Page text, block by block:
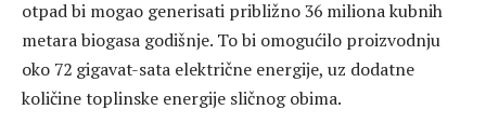
otpad bi mogao generisati približno 36 miliona kubnih
metara biogasa godišnje. To bi omogućilo proizvodnju
oko 72 gigavat-sata električne energije, uz dodatne
količine toplinske energije sličnog obima.